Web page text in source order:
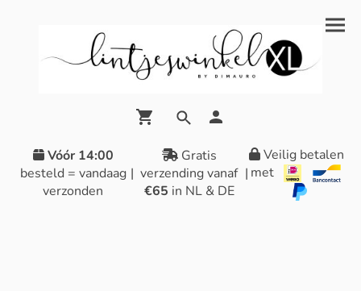
Vóór 14:00
besteld = vandaag
verzonden
|
Gratis
verzending vanaf
€65 in NL & DE
|
Veilig betalen
met